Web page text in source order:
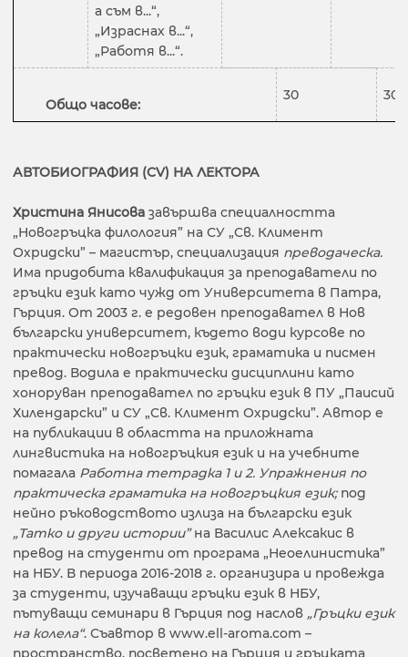
а съм в...“,
„Израснах в...“,
„Работя в...“.
Общо часове:
30 30
АВТОБИОГРАФИЯ (CV) НА ЛЕКТОРА
Христина Янисова завършва специалността
„Новогръцка филология” на СУ „Св. Климент
Охридски” – магистър, специализация преводаческа.
Има придобита квалификация за преподаватели по
гръцки език като чужд от Университета в Патра,
Гърция. От 2003 г. е редовен преподавател в Нов
български университет, където води курсове по
практически новогръцки език, граматика и писмен
превод. Водила е практически дисциплини като
хоноруван преподавател по гръцки език в ПУ „Паисий
Хилендарски” и СУ „Св. Климент Охридски”. Автор е
на публикации в областта на приложната
лингвистика на новогръцкия език и на учебните
помагала Работна тетрадка 1 и 2. Упражнения по
практическа граматика на новогръцкия език; под
нейно ръководството излиза на български език
„Татко и други истории”на Василис Алексакис в
превод на студенти от програма „Неоелинистика”
на НБУ. В периода 2016-2018 г. организира и провежда
за студенти, изучаващи гръцки език в НБУ,
пътуващи семинари в Гърция под наслов „Гръцки език
на колела“. Съавтор в www.ell-aroma.com –
пространство, посветено на Гърция и гръцката